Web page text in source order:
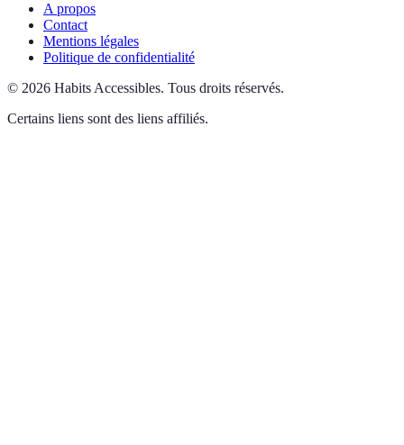
A propos
Contact
Mentions légales
Politique de confidentialité
© 2026 Habits Accessibles. Tous droits réservés.
Certains liens sont des liens affiliés.